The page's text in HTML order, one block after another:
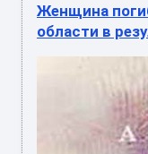
Женщина
области в